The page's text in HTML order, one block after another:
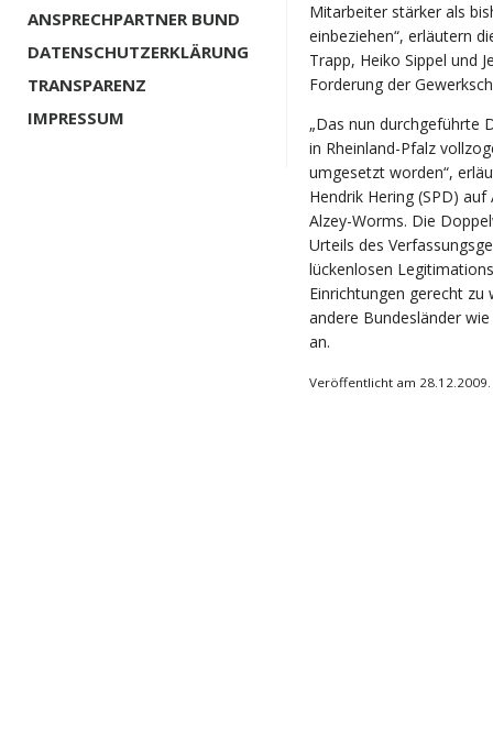
ANSPRECHPARTNER BUND
DATENSCHUTZERKLÄRUNG
TRANSPARENZ
IMPRESSUM
Mitarbeiter stärker als
einbeziehen“, erläutern
Trapp, Heiko Sippel und
Forderung der
„Das nun durchgeführte
in Rheinland-Pfalz
umgesetzt worden“,
Hendrik Hering (SPD)
Alzey-Worms. Die
Urteils des
lückenlosen
Einrichtungen gerecht zu
andere Bundesländer
an.
Veröffentlicht am 28.12.2009.